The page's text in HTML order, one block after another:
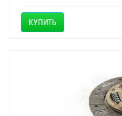
КУПИТЬ